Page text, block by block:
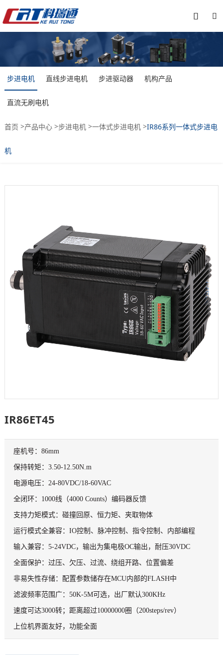


步进电机 直线步进电机 步进驱动器 机构产品
直流无刷电机
首页 >产品中心>步进电机>一体式步进电机>IR86系列一体式步进电
机
IR86ET45
座机号：86mm
保持转矩：3.50-12.50N.m
电源电压：24-80VDC/18-60VAC
全闭环：1000线（4000 Counts）编码器反馈
支持力矩模式：碰撞回原、恒力矩、夹取物体
运行模式全兼容：IO控制、脉冲控制、指令控制、内部编程
输入兼容：5-24VDC，输出为集电极OC输出，耐压30VDC
全面保护：过压、欠压、过流、绕组开路、位置偏差
非易失性存储：配置参数储存在MCU内部的FLASH中
滤波频率范围广：50K-5M可选，出厂默认300KHz
速度可达3000转；距离超过10000000圈（200steps/rev）
上位机界面友好，功能全面